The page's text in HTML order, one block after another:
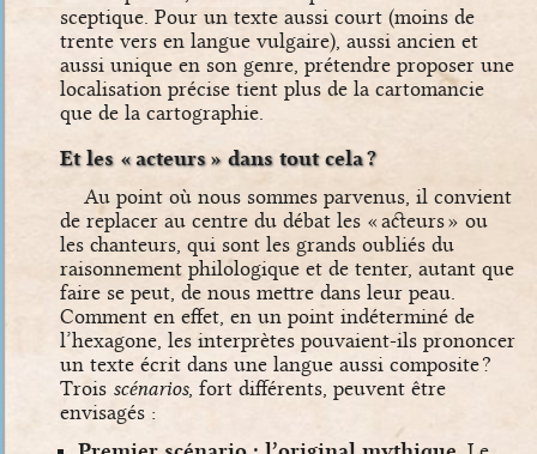
sceptique. Pour un texte aussi court (moins de
trente vers en langue vulgaire), aussi ancien et
aussi unique en son genre, prétendre proposer une
localisation précise tient plus de la cartomancie
que de la cartographie.
Et les « acteurs » dans tout cela ?
Au point où nous sommes parvenus, il convient
de replacer au centre du débat les « acteurs » ou
les chanteurs, qui sont les grands oubliés du
raisonnement philologique et de tenter, autant que
faire se peut, de nous mettre dans leur peau.
Comment en effet, en un point indéterminé de
l’hexagone, les interprètes pouvaient-ils prononcer
un texte écrit dans une langue aussi composite ?
Trois scénarios, fort différents, peuvent être
envisagés :